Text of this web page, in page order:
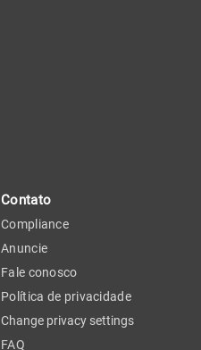
Contato
Compliance
Anuncie
Fale conosco
Política de privacidade
Change privacy settings
FAQ